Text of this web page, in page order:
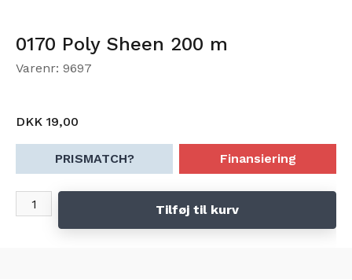
0170 Poly Sheen 200 m
Varenr: 9697
DKK 19,00
PRISMATCH? Finansiering
Tilføj til kurv